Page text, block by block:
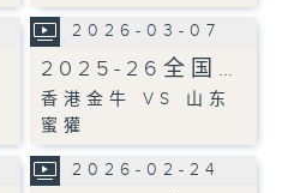
2026-03-07
2025-26全国…
香港金牛 VS 山东
蜜獾
2026-02-24